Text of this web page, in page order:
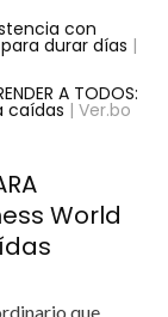
con
durar días |
A TODOS:
caídas | Ver.bo
World
que